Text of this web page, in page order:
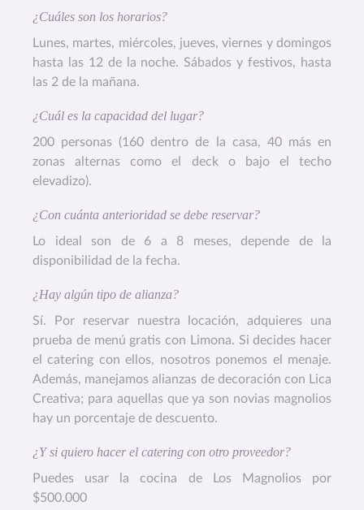
¿Cuáles son los horarios?
Lunes, martes, miércoles, jueves, viernes y domingos
hasta las 12 de la noche. Sábados y festivos, hasta
las 2 de la mañana.
¿Cuál es la capacidad del lugar?
200 personas (160 dentro de la casa, 40 más en
zonas alternas como el deck o bajo el techo
elevadizo).
¿Con cuánta anterioridad se debe reservar?
Lo ideal son de 6 a 8 meses, depende de la
disponibilidad de la fecha.
¿Hay algún tipo de alianza?
Sí. Por reservar nuestra locación, adquieres una
prueba de menú gratis con Limona. Si decides hacer
el catering con ellos, nosotros ponemos el menaje.
Además, manejamos alianzas de decoración con Lica
Creativa; para aquellas que ya son novias magnolios
hay un porcentaje de descuento.
¿Y si quiero hacer el catering con otro proveedor?
Puedes usar la cocina de Los Magnolios por
$500.000